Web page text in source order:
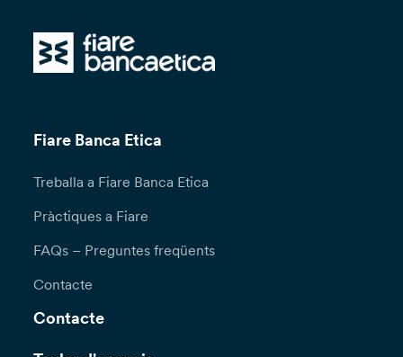
Fiare Banca Etica
Treballa a Fiare Banca Etica
Pràctiques a Fiare
FAQs – Preguntes freqüents
Contacte
Contacte